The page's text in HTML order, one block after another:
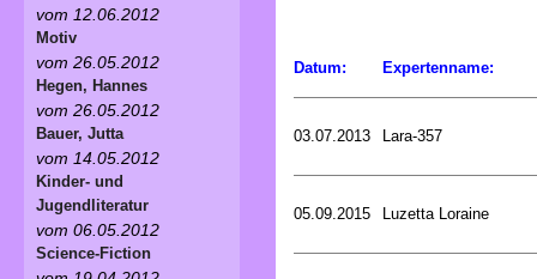
Datum: Expertenname:
03.07.2013 Lara-357
05.09.2015 Luzetta Loraine
vom 12.06.2012
Motiv
vom 26.05.2012
Hegen, Hannes
vom 26.05.2012
Bauer, Jutta
vom 14.05.2012
Kinder- und
Jugendliteratur
vom 06.05.2012
Science-Fiction